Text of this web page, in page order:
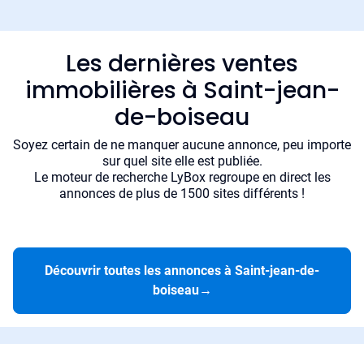
Les dernières ventes
immobilières à Saint-jean-
de-boiseau
Soyez certain de ne manquer aucune annonce, peu importe
sur quel site elle est publiée.
Le moteur de recherche LyBox regroupe en direct les
annonces de plus de 1500 sites différents !
Découvrir toutes les annonces à Saint-jean-de-
boiseau→